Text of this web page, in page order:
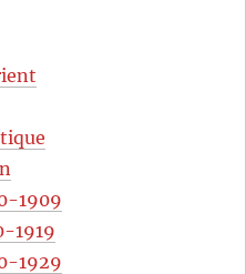
1909
1919
1929